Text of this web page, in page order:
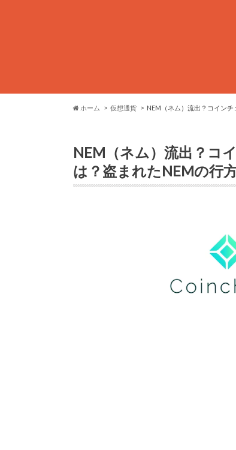
ホーム 仮想通貨 NEM（ネム）流出？コイン
NEM（ネム）流出？コ
は？盗まれたNEMの行